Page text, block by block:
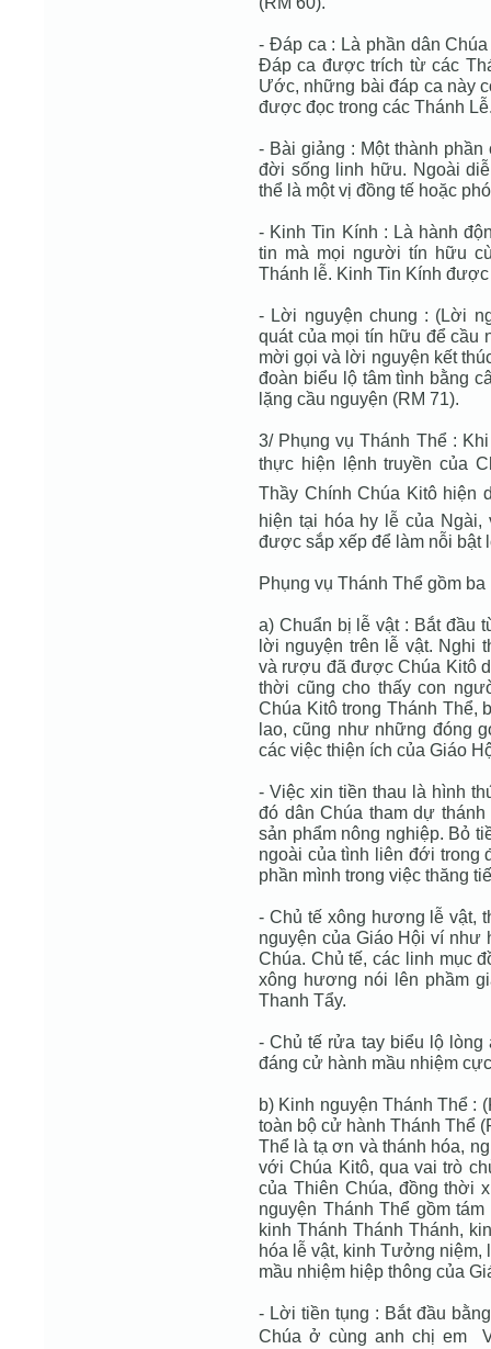
- Đáp ca : Là phần dân
Đáp ca được trích từ các
Ước, những bài đáp ca này
được đọc trong các Thánh
- Bài giảng : Một thành
đời sống linh hữu. Ngoài
thể là một vị đồng tế hoặc
- Kinh Tin Kính : Là hành
tin mà mọi người tín hữu
Thánh lễ. Kinh Tin Kính
- Lời nguyện chung : (Lời
quát của mọi tín hữu để cầu
mời gọi và lời nguyện kết
đoàn biểu lộ tâm tình bằng
lặng cầu nguyện (RM 71).
3/ Phụng vụ Thánh Thể :
thực hiện lệnh truyền của
Thầy Chính Chúa Kitô
hiện tại hóa hy lễ của Ngài,
được sắp xếp để làm nỗi bật
Phụng vụ Thánh Thể gồm ba
a) Chuẩn bị lễ vật : Bắt đầu
lời nguyện trên lễ vật. Nghi
và rượu đã được Chúa Kitô
thời cũng cho thấy con
Chúa Kitô trong Thánh Thể,
lao, cũng như những đóng
các việc thiện ích của Giáo
- Việc xin tiền thau là hình
đó dân Chúa tham dự
sản phẩm nông nghiệp. Bỏ
ngoài của tình liên đới trong
phần mình trong việc thăng
- Chủ tế xông hương lễ vật,
nguyện của Giáo Hội ví như
Chúa. Chủ tế, các linh mục
xông hương nói lên phầm
Thanh Tẩy.
- Chủ tế rửa tay biểu lộ
đáng cử hành mầu nhiệm
b) Kinh nguyện Thánh Thể :
toàn bộ cử hành Thánh Thể
Thể là tạ ơn và thánh hóa,
với Chúa Kitô, qua vai trò
của Thiên Chúa, đồng thời
nguyện Thánh Thể gồm
kinh Thánh Thánh Thánh,
hóa lễ vật, kinh Tưởng
mầu nhiệm hiệp thông của
- Lời tiền tụng : Bắt đầu
Chúa ở cùng anh chị em